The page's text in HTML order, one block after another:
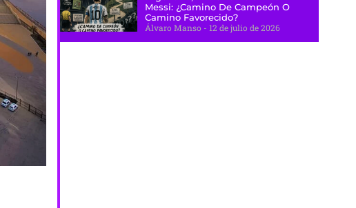
Messi: ¿camino De Campeón O
Camino Favorecido?
Álvaro Manso
12 de julio de 2026